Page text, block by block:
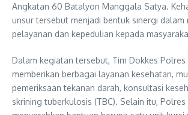
Angkatan 60 Batalyon Manggala Satya.
unsur tersebut menjadi bentuk sinergi dalam
pelayanan dan kepedulian kepada
Dalam kegiatan tersebut, Tim Dokkes Polres
memberikan berbagai layanan kesehatan,
pemeriksaan tekanan darah, konsultasi
skrining tuberkulosis (TBC). Selain itu,